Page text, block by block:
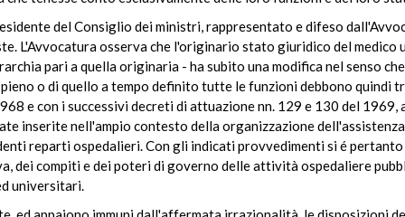
del Consiglio dei ministri, rappresentato e difeso
L'Avvocatura osserva che l'originario stato giuridico del
pari a quella originaria - ha subito una modifica nel senso
o di quello a tempo definito tutte le funzioni debbono quindi
e con i successivi decreti di attuazione nn. 129 e 130 del
inserite nell'ampio contesto della organizzazione
reparti ospedalieri. Con gli indicati provvedimenti si é
dei compiti e dei poteri di governo delle attività ospedaliere
universitari.